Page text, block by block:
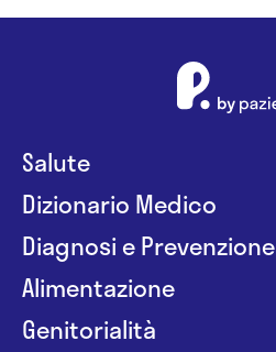
Salute
Dizionario Medico
Diagnosi e Prevenzione
Alimentazione
Genitorialità